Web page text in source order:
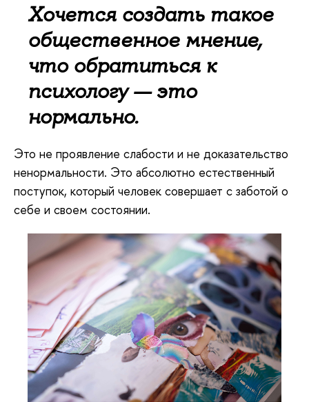
Хочется создать такое
общественное мнение,
что обратиться к
психологу — это
нормально.
Это не проявление слабости и не доказательство
ненормальности. Это абсолютно естественный
поступок, который человек совершает с заботой о
себе и своем состоянии.